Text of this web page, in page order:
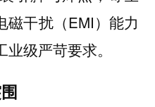
磁干扰（EMI）能力
级严苛要求。